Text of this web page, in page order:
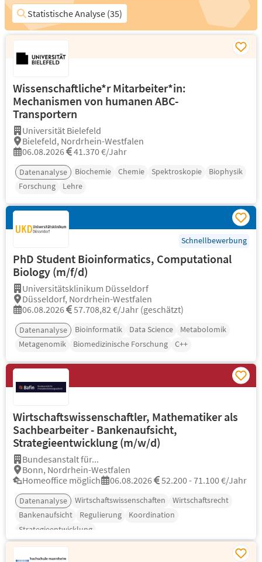
Statistische Analyse (35)
Wissenschaftliche*r Mitarbeiter*in:
Mechanismen von humanen ABC-
Transportern
Universität Bielefeld
Bielefeld, Nordrhein-Westfalen
06.08.2026
41.370 €/Jahr
Datenanalyse Biochemie Chemie Spektroskopie
Biophysik
Forschung
Lehre
Schnellbewerbung
PhD Student Bioinformatics, Computational
Biology (m/f/d)
Universitätsklinikum Düsseldorf
Düsseldorf, Nordrhein-Westfalen
06.08.2026
57.708,82 €/Jahr (geschätzt)
Datenanalyse Bioinformatik Data Science
Metabolomik
Metagenomik
Biomedizinische Forschung C++
Wirtschaftswissenschaftler, Mathematiker als
Sachbearbeiter - Bankenaufsicht,
Strategieentwicklung (m/w/d)
Bundesanstalt für...
Bonn, Nordrhein-Westfalen
Homeoffice möglich
06.08.2026 52.200 - 71.100 €/Jahr
Datenanalyse Wirtschaftswissenschaften
Wirtschaftsrecht
Bankenaufsicht
Regulierung
Koordination
Strategieentwicklung